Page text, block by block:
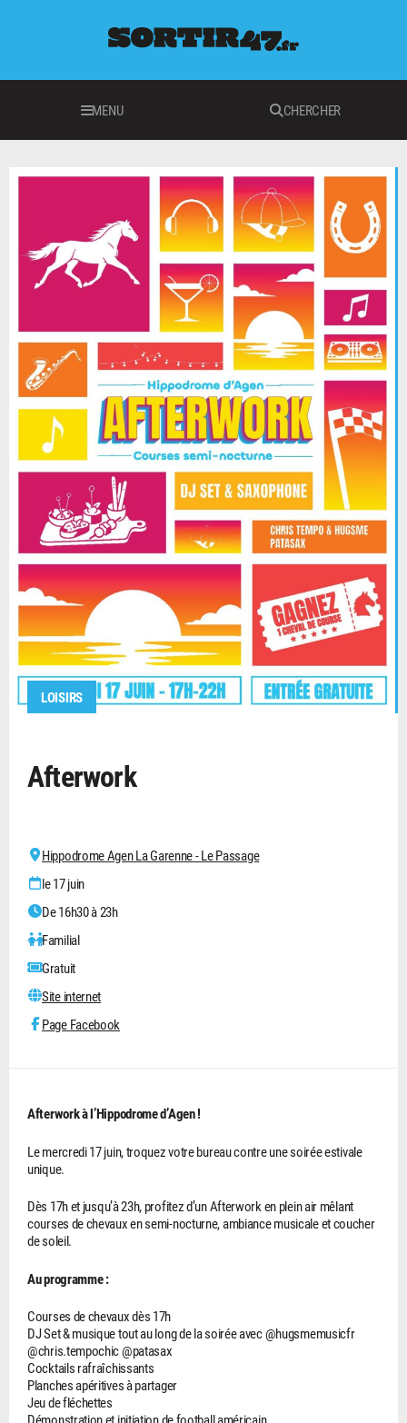
MENU CHERCHER
LOISIRS
Afterwork
Hippodrome Agen La Garenne - Le Passage
le 17 juin
De 16h30 à 23h
Familial
Gratuit
Site internet
Page Facebook
Afterwork à l’Hippodrome d’Agen !
Le mercredi 17 juin, troquez votre bureau contre une soirée estivale
unique.
Dès 17h et jusqu’à 23h, profitez d’un Afterwork en plein air mêlant
courses de chevaux en semi-nocturne, ambiance musicale et coucher
de soleil.
Au programme :
Courses de chevaux dès 17h
DJ Set & musique tout au long de la soirée avec @hugsmemusicfr
@chris.tempochic @patasax
Cocktails rafraîchissants
Planches apéritives à partager
Jeu de fléchettes